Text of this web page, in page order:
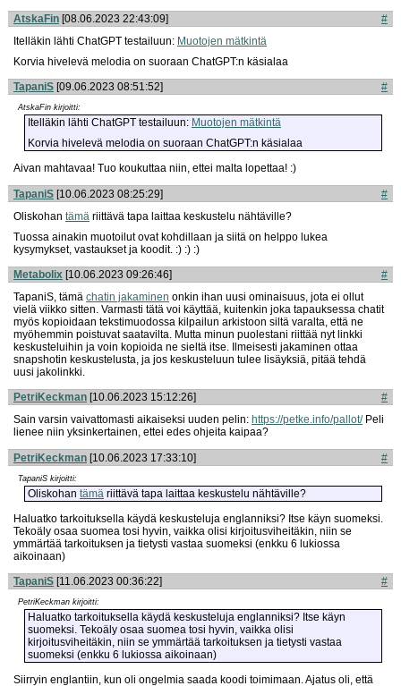
AtskaFin [08.06.2023 22:43:09]
#
Itelläkin lähti ChatGPT testailuun: Muotojen mätkintä
Korvia hivelevä melodia on suoraan ChatGPT:n käsialaa
TapaniS [09.06.2023 08:51:52] #
AtskaFin kirjoitti:
Itelläkin lähti ChatGPT testailuun: Muotojen mätkintä
Korvia hivelevä melodia on suoraan ChatGPT:n käsialaa
Aivan mahtavaa! Tuo koukuttaa niin, ettei malta lopettaa! :)
TapaniS [10.06.2023 08:25:29]
#
Oliskohan tämä riittävä tapa laittaa keskustelu nähtäville?
Tuossa ainakin muotoilut ovat kohdillaan ja siitä on helppo lukea
kysymykset, vastaukset ja koodit. :) :) :)
Metabolix [10.06.2023 09:26:46]
#
TapaniS, tämä chatin jakaminen onkin ihan uusi ominaisuus, jota ei ollut
vielä viikko sitten. Varmasti tätä voi käyttää, kuitenkin joka tapauksessa chatit
myös kopioidaan tekstimuodossa kilpailun arkistoon siltä varalta, että ne
myöhemmin poistuvat saatavilta. Mutta minun puolestani riittää nyt linkki
keskusteluihin ja voin kopioida ne sieltä itse. Ilmeisesti jakaminen ottaa
snapshotin keskustelusta, ja jos keskusteluun tulee lisäyksiä, pitää tehdä
uusi jakolinkki.
PetriKeckman [10.06.2023 15:12:26]
#
Sain varsin vaivattomasti aikaiseksi uuden pelin: https://petke.info/pallot/Peli
lienee niin yksinkertainen, ettei edes ohjeita kaipaa?
PetriKeckman [10.06.2023 17:33:10] #
TapaniS kirjoitti:
Oliskohan tämä riittävä tapa laittaa keskustelu nähtäville?
Haluatko tarkoituksella käydä keskusteluja englanniksi? Itse käyn suomeksi.
Tekoäly osaa suomea tosi hyvin, vaikka olisi kirjoitusviheitäkin, niin se
ymmärtää tarkoituksen ja tietysti vastaa suomeksi (enkku 6 lukiossa
aikoinaan)
TapaniS [11.06.2023 00:36:22] #
PetriKeckman kirjoitti:
Haluatko tarkoituksella käydä keskusteluja englanniksi? Itse käyn
suomeksi. Tekoäly osaa suomea tosi hyvin, vaikka olisi
kirjoitusviheitäkin, niin se ymmärtää tarkoituksen ja tietysti vastaa
suomeksi (enkku 6 lukiossa aikoinaan)
Siirryin englantiin, kun oli ongelmia saada koodi toimimaan. Ajatus oli, että